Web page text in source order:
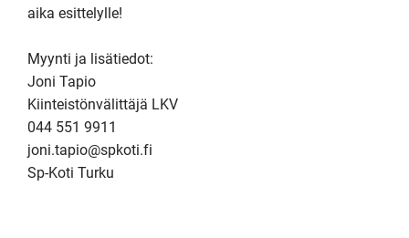
aika esittelylle!
Myynti ja lisätiedot:
Joni Tapio
Kiinteistönvälittäjä LKV
044 551 9911
joni.tapio@spkoti.fi
Sp-Koti Turku